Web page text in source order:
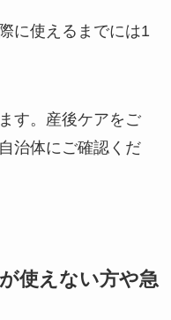
に使えるまでには1
す。産後ケアをご
治体にご確認くだ
使えない方や急